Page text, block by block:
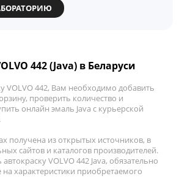
442 (Java) в Беларуси
VOLVO 442, Вам необходимо добавить
проверить количество и
онлайн эмаль Java с курьерской
получена из открытых источников, в
сайтов и каталогов производителей.
VOLVO 442 Java, обязательно
характеристики приобретаемого